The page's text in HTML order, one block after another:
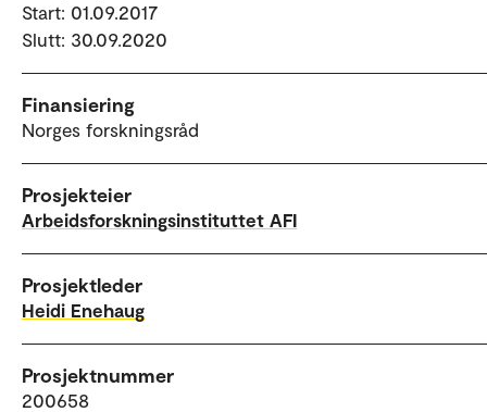
Start: 01.09.2017
Slutt: 30.09.2020
Finansiering
Norges forskningsråd
Prosjekteier
Arbeidsforskningsinstituttet AFI
Prosjektleder
Heidi Enehaug
Prosjektnummer
200658